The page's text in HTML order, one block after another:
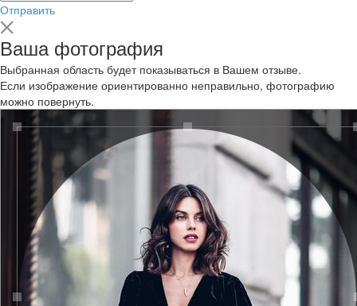
Отправить
Ваша фотография
Выбранная область будет показываться в Вашем отзыве.
Если изображение ориентированно неправильно, фотографию
можно повернуть.